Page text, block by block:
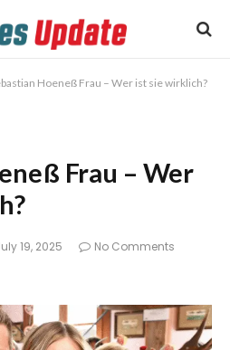
Hoeneß Frau – Wer ist sie wirklich?
Frau – Wer
19, 2025
No Comments